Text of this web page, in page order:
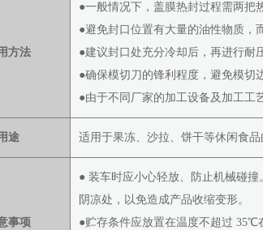
方法
●一般情况下，盖膜热封过程需两把
●避免封口位置有大量的油性物质，
●建议封口处充分冷却后，再进行耐
●确保模切刀的锋利程度，避免模切
●由于不同厂家的加工设备及加工工
途 适用于果冻、沙拉、饼干等休闲食品
事项
● 装车时应小心轻放、防止机械碰
阴凉处，以免造成产品收缩变形。
●贮存条件应放置在温度不超过 35℃